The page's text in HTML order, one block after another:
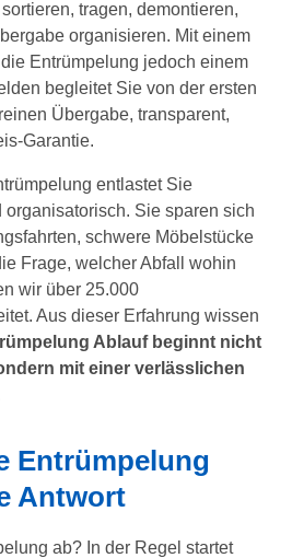
tragen, demontieren,
organisieren. Mit einem
Entrümpelung jedoch einem
begleitet Sie von der ersten
Übergabe, transparent,
Garantie.
entlastet Sie
organisatorisch. Sie sparen sich
schwere Möbelstücke
Frage, welcher Abfall wohin
wir über 25.000
Aus dieser Erfahrung wissen
Ablauf beginnt nicht
mit einer verlässlichen
Entrümpelung
Antwort
ab? In der Regel startet